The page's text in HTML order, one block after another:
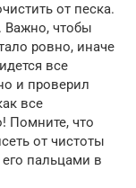
от песка.
Важно, чтобы
ровно, иначе
все
и проверил
все
Помните, что
от чистоты
его пальцами в